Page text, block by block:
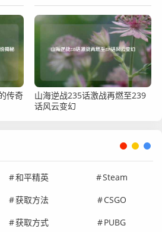
传奇
山海逆战235话激战再燃至239
话风云变幻
和平精英
Steam
获取方法
CSGO
获取方式 PUBG